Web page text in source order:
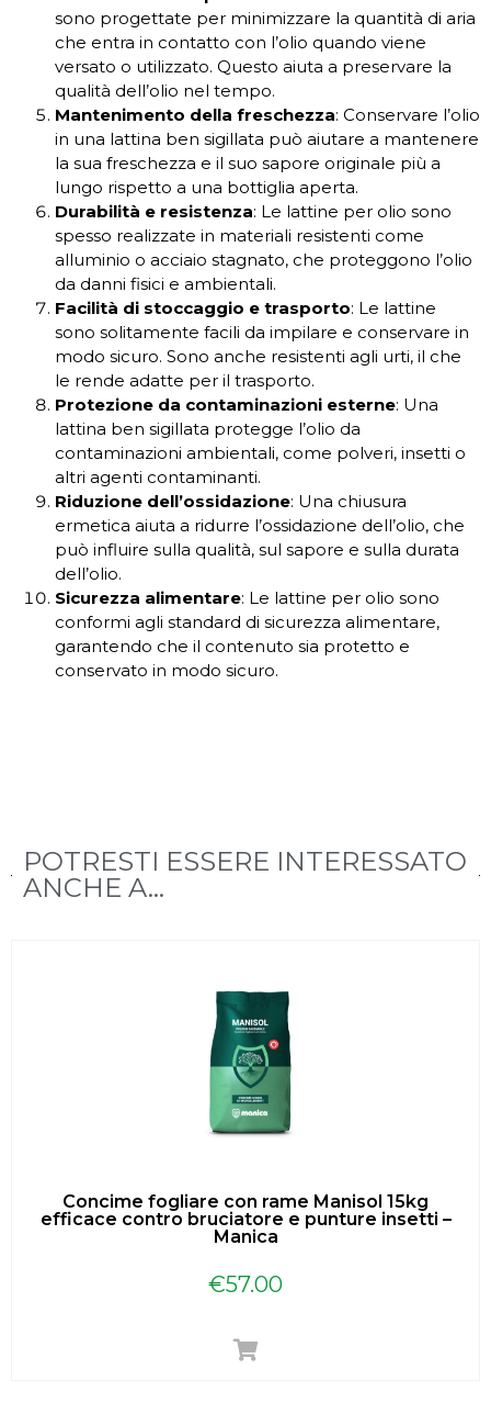
sono progettate per minimizzare la quantità di aria
che entra in contatto con l’olio quando viene
versato o utilizzato. Questo aiuta a preservare la
qualità dell’olio nel tempo.
Mantenimento della freschezza: Conservare l’olio
in una lattina ben sigillata può aiutare a mantenere
la sua freschezza e il suo sapore originale più a
lungo rispetto a una bottiglia aperta.
Durabilità e resistenza: Le lattine per olio sono
spesso realizzate in materiali resistenti come
alluminio o acciaio stagnato, che proteggono l’olio
da danni fisici e ambientali.
Facilità di stoccaggio e trasporto: Le lattine
sono solitamente facili da impilare e conservare in
modo sicuro. Sono anche resistenti agli urti, il che
le rende adatte per il trasporto.
Protezione da contaminazioni esterne: Una
lattina ben sigillata protegge l’olio da
contaminazioni ambientali, come polveri, insetti o
altri agenti contaminanti.
Riduzione dell’ossidazione: Una chiusura
ermetica aiuta a ridurre l’ossidazione dell’olio, che
può influire sulla qualità, sul sapore e sulla durata
dell’olio.
Sicurezza alimentare: Le lattine per olio sono
conformi agli standard di sicurezza alimentare,
garantendo che il contenuto sia protetto e
conservato in modo sicuro.
POTRESTI ESSERE INTERESSATO
ANCHE A...
Concime fogliare con rame Manisol 15kg
efficace contro bruciatore e punture insetti –
Manica
€57.00